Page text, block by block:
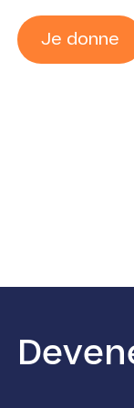
Je donne